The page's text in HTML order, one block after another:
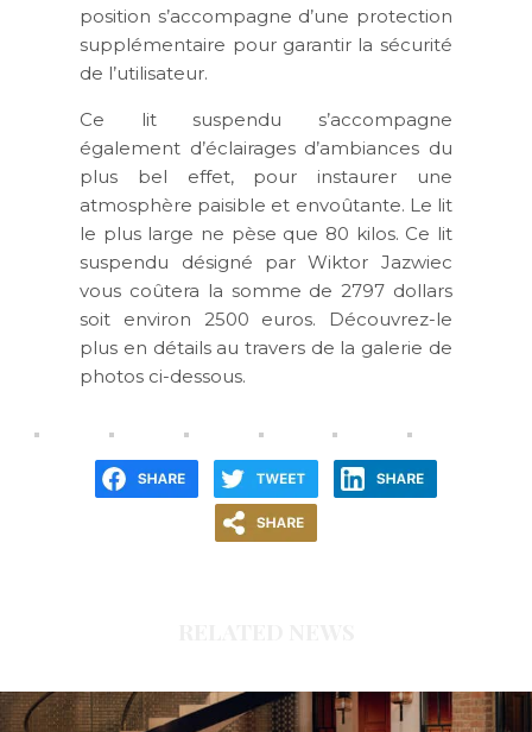
position s’accompagne d’une protection
supplémentaire pour garantir la sécurité
de l’utilisateur.
Ce lit suspendu s’accompagne
également d’éclairages d’ambiances du
plus bel effet, pour instaurer une
atmosphère paisible et envoûtante. Le lit
le plus large ne pèse que 80 kilos. Ce lit
suspendu désigné par Wiktor Jazwiec
vous coûtera la somme de 2797 dollars
soit environ 2500 euros. Découvrez-le
plus en détails au travers de la galerie de
photos ci-dessous.